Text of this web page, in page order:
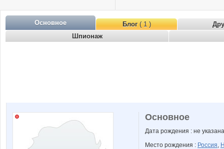
Основное Блог( 1 )
Шпионаж
Основное
Дата рождения : не указана
Место рождения : Россия,